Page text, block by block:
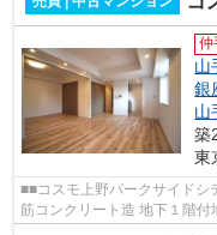
仲
山
銀
山
築
東
■■コスモ上野パークサイドシティ■■ 〇建物情報 ２００１年１
筋コンクリート造 地下１階付地上１４階建て 総戸数１２１戸 〇交通情報 山
手線「上野駅」徒歩３分 ...